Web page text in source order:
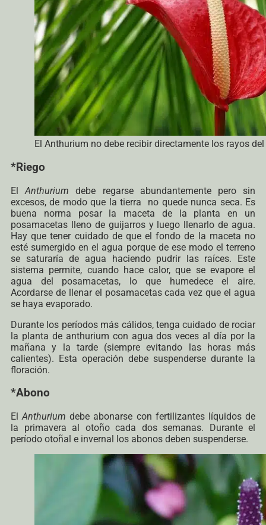
El Anthurium no debe recibir directamente los rayos
*Riego
ElAnthurium debe regarse abundantemente pero sin
excesos, de modo que la tierra no quede nunca seca. Es
buena norma posar la maceta de la planta en un
posamacetas lleno de guijarros y luego llenarlo de agua.
Hay que tener cuidado de que el fondo de la maceta no
esté sumergido en el agua porque de ese modo el terreno
se saturaría de agua haciendo pudrir las raíces. Este
sistema permite, cuando hace calor, que se evapore el
agua del posamacetas, lo que humedece el aire.
Acordarse de llenar el posamacetas cada vez que el agua
se haya evaporado.
Durante los períodos más cálidos, tenga cuidado de rociar
la planta de anthurium con agua dos veces al día por la
mañana y la tarde (siempre evitando las horas más
calientes). Esta operación debe suspenderse durante la
floración.
*Abono
El Anthuriumdebe abonarse con fertilizantes líquidos de
la primavera al otoño cada dos semanas. Durante el
período otoñal e invernal los abonos deben suspenderse.